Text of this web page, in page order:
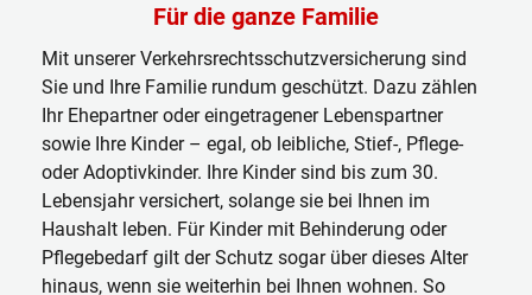
Für die ganze Familie
Mit unserer Verkehrsrechtsschutzversicherung sind
Sie und Ihre Familie rundum geschützt. Dazu zählen
Ihr Ehepartner oder eingetragener Lebenspartner
sowie Ihre Kinder – egal, ob leibliche, Stief-, Pflege-
oder Adoptivkinder. Ihre Kinder sind bis zum 30.
Lebensjahr versichert, solange sie bei Ihnen im
Haushalt leben. Für Kinder mit Behinderung oder
Pflegebedarf gilt der Schutz sogar über dieses Alter
hinaus, wenn sie weiterhin bei Ihnen wohnen. So